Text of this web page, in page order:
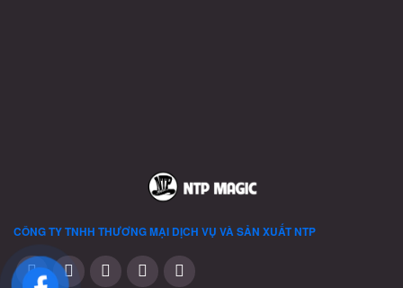
CÔNG TY TNHH THƯƠNG MẠI DỊCH VỤ VÀ SẢN XUẤTNTP